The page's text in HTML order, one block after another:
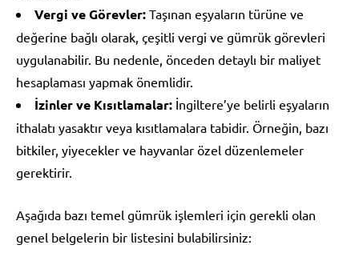
Vergi ve Görevler: Taşınan eşyaların türüne ve
değerine bağlı olarak, çeşitli vergi ve gümrük görevleri
uygulanabilir. Bu nedenle, önceden detaylı bir maliyet
hesaplaması yapmak önemlidir.
İzinler ve Kısıtlamalar: İngiltere’ye belirli eşyaların
ithalatı yasaktır veya kısıtlamalara tabidir. Örneğin, bazı
bitkiler, yiyecekler ve hayvanlar özel düzenlemeler
gerektirir.
Aşağıda bazı temel gümrük işlemleri için gerekli olan
genel belgelerin bir listesini bulabilirsiniz: